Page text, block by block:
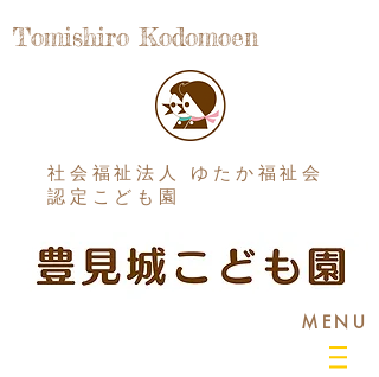
Tomishiro Kodomoen
社会福祉法人 ゆたか福祉会
認定こども園
MENU